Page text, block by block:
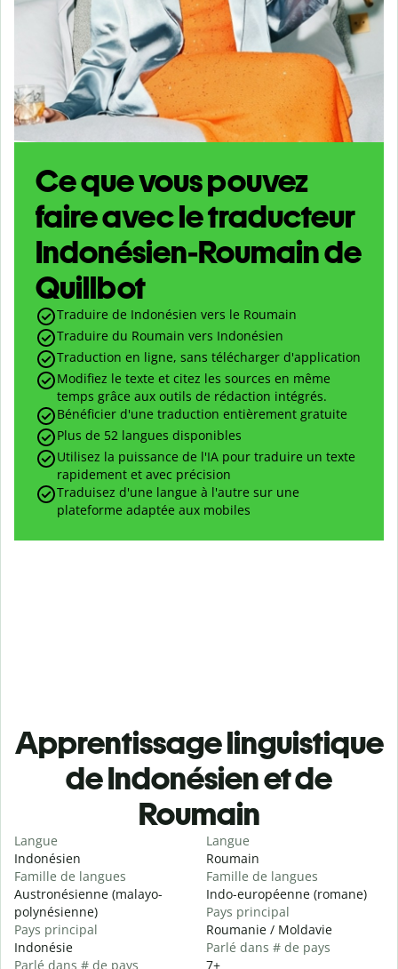
Ce que vous pouvez
faire avec le traducteur
Indonésien-Roumain de
Quillbot
Traduire de Indonésien vers le Roumain
Traduire du Roumain vers Indonésien
Traduction en ligne, sans télécharger d'application
Modifiez le texte et citez les sources en même
temps grâce aux outils de rédaction intégrés.
Bénéficier d'une traduction entièrement gratuite
Plus de 52 langues disponibles
Utilisez la puissance de l'IA pour traduire un texte
rapidement et avec précision
Traduisez d'une langue à l'autre sur une
plateforme adaptée aux mobiles
Apprentissage linguistique
de Indonésien et de
Roumain
Langue
Indonésien
Famille de langues
Austronésienne (malayo-
polynésienne)
Pays principal
Indonésie
Parlé dans # de pays
Langue
Roumain
Famille de langues
Indo-européenne (romane)
Pays principal
Roumanie / Moldavie
Parlé dans # de pays
7+